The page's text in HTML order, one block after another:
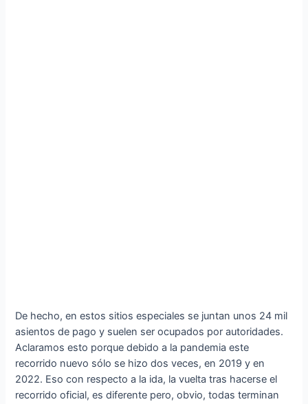
De hecho, en estos sitios especiales se juntan unos 24 mil
asientos de pago y suelen ser ocupados por autoridades.
Aclaramos esto porque debido a la pandemia este
recorrido nuevo sólo se hizo dos veces, en 2019 y en
2022. Eso con respecto a la ida, la vuelta tras hacerse el
recorrido oficial, es diferente pero, obvio, todas terminan